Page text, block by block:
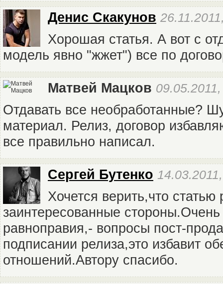
Денис Скакунов
Хорошая статья. А вот с
модель явно "жжет") все по
Матвей Мацков
Отдавать все необработанные?
материал. Релиз, договор
все правильно написал.
Сергей Бутенко
Хочется верить,что статью
заинтересованные
равноправия,- вопросы пост-
подписании релиза,это избавит
отношений.Автору спасибо.